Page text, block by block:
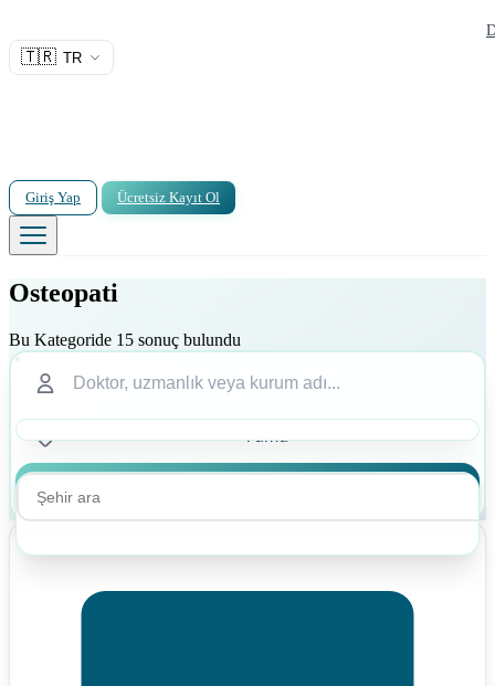
🇹🇷 TR
Giriş Yap Ücretsiz Kayıt Ol
Osteopati
Bu Kategoride 15 sonuç bulundu